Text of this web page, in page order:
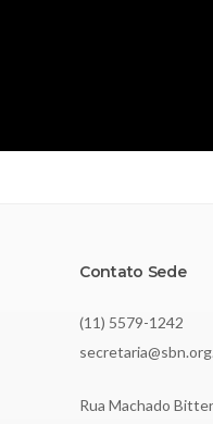
Contato Sede
(11) 5579-1242
Rua Machado